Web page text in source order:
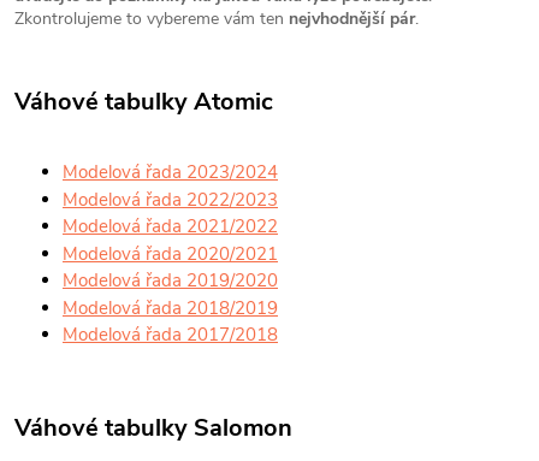
Zkontrolujeme to vybereme vám ten nejvhodnější pár.
Váhové tabulky Atomic
Modelová řada 2023/2024
Modelová řada 2022/2023
Modelová řada 2021/2022
Modelová řada 2020/2021
Modelová řada 2019/2020
Modelová řada 2018/2019
Modelová řada 2017/2018
Váhové tabulky Salomon